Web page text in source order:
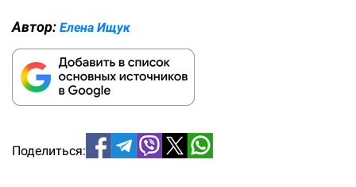
Автор: Елена Ищук
Поделиться: